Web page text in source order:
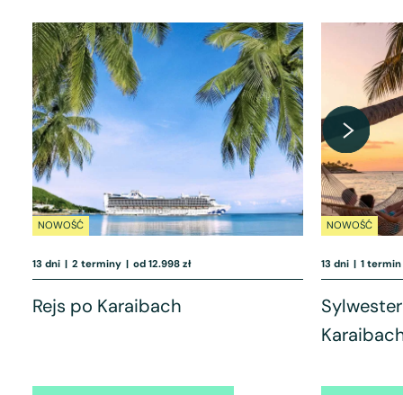
NOWOŚĆ
13 dni | 2 terminy | od 12.998 zł
Rejs po Karaibach
NOWOŚĆ
13 dni | 1 termin